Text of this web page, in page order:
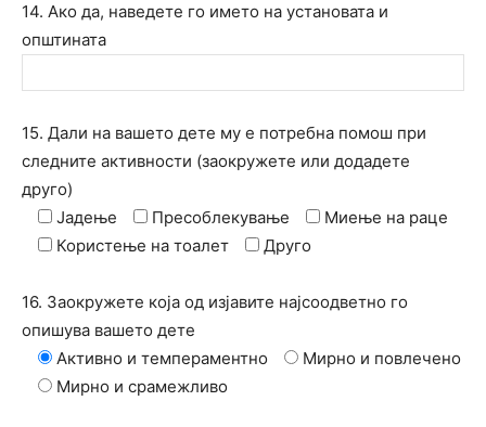
14. Ако да, наведете го името на установата и
општината
15. Дали на вашето дете му е потребна помош при
следните активности (заокружете или додадете
друго)
Јадење
Пресоблекување
Миење на раце
Користење на тоалет
Друго
16. Заокружете која од изјавите најсоодветно го
опишува вашето дете
Активно и темпераментно
Мирно и повлечено
Мирно и срамежливо